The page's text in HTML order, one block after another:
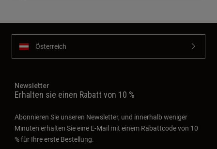
Österreich
Newsletter
Erhalten sie einen Rabatt von 10 %
Abonnieren Sie unseren Newsletter, und innerhalb weniger
Minuten erhalten Sie eine E-Mail mit einem Rabattcode von 10
% für Ihre erste Bestellung.